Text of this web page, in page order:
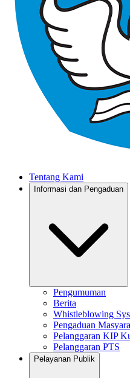
Tentang Kami
Informasi dan Pengaduan
Pengumuman
Berita
Whistleblowing
Pengaduan
Pelanggaran KIP
Pelanggaran PTS
Pelayanan Publik